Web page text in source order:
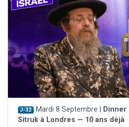
J-32 Mardi 8 Septembre |
Dinner
Sitruk à Londres — 10 ans déjà